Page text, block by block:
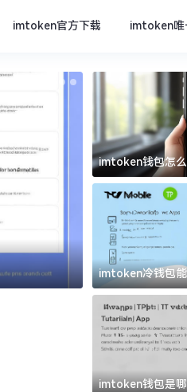
imtoken官方下载 imtoken唯
imtoken官
imtoken钱包怎
坑
imtoken冷钱包
道
imtoken钱包是